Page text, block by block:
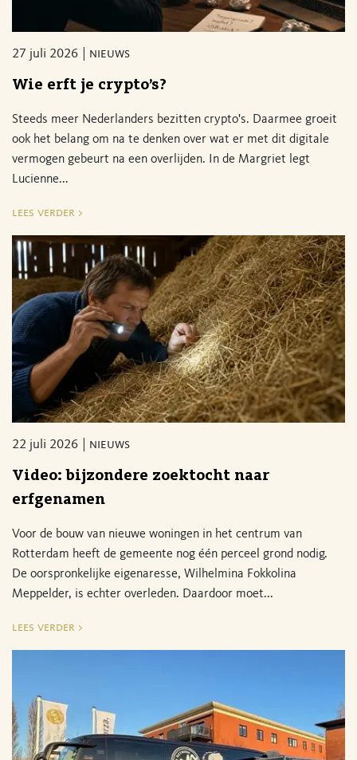
27 juli 2026 nieuws
Wie erft je crypto’s?
Steeds meer Nederlanders bezitten crypto's. Daarmee groeit
ook het belang om na te denken over wat er met dit digitale
vermogen gebeurt na een overlijden. In de Margriet legt
Lucienne...
lees verder >
22 juli 2026 nieuws
Video: bijzondere zoektocht naar
erfgenamen
Voor de bouw van nieuwe woningen in het centrum van
Rotterdam heeft de gemeente nog één perceel grond nodig.
De oorspronkelijke eigenaresse, Wilhelmina Fokkolina
Meppelder, is echter overleden. Daardoor moet...
lees verder >